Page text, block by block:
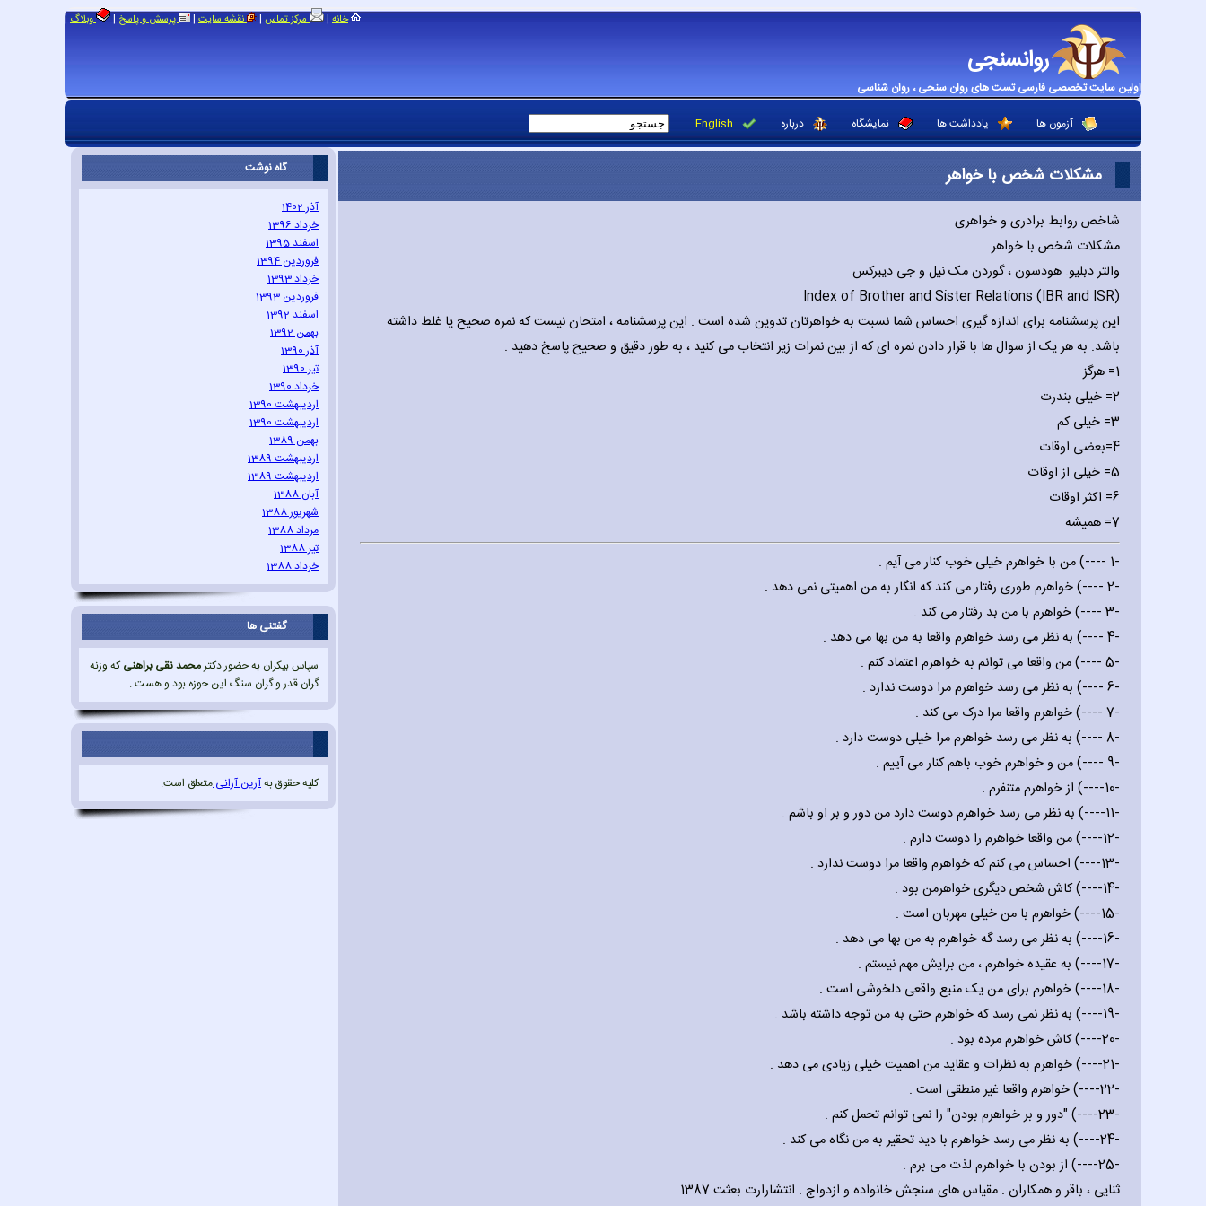
روانسنجی
اولین سایت تخصصی فارسی تست های روان سنجی ، روان شناسی
خانه | مرکز تماس | نقشه سایت | پرسش و پاسخ | وبلاگ |
آزمون ها یادداشت ها نمایشگاه درباره English
مشکلات شخص با خواهر
شاخص روابط برادری و خواهری
مشکلات شخص با خواهر
والتر دبلیو. هودسون ، گوردن مک نیل و جی دیبرکس
Index of Brother and Sister Relations (IBR and ISR)
این پرسشنامه برای اندازه گیری احساس شما نسبت به خواهرتان تدوین شده است . این پرسشنامه ، امتحان نیست که نمره صحیح یا غلط داشته
باشد. به هر یک از سوال ها با قرار دادن نمره ای که از بین نمرات زیر انتخاب می کنید ، به طور دقیق و صحیح پاسخ دهید .
1= هرگز
2= خیلی بندرت
3= خیلی کم
4=بعضی اوقات
5= خیلی از اوقات
6= اکثر اوقات
7= همیشه
-‎--‎-- 1) من با خواهرم خیلی خوب کنار می آیم .
-‎--‎-- 2) خواهرم طوری رفتار می کند که انگار به من اهمیتی نمی دهد .
-‎--‎-- 3) خواهرم با من بد رفتار می کند .
-‎--‎-- 4) به نظر می رسد خواهرم واقعا به من بها می دهد .
-‎--‎-- 5) من واقعا می توانم به خواهرم اعتماد کنم .
-‎--‎-- 6) به نظر می رسد خواهرم مرا دوست ندارد .
-‎--‎-- 7) خواهرم واقعا مرا درک می کند .
-‎--‎-- 8) به نظر می رسد خواهرم مرا خیلی دوست دارد .
-‎--‎-- 9) من و خواهرم خوب باهم کنار می آییم .
-‎--‎--10) از خواهرم متنفرم .
-‎--‎--11) به نظر می رسد خواهرم دوست دارد من دور و بر او باشم .
-‎--‎--12) من واقعا خواهرم را دوست دارم .
-‎--‎--13) احساس می کنم که خواهرم واقعا مرا دوست ندارد .
-‎--‎--14) کاش شخص دیگری خواهرمن بود .
-‎--‎--15) خواهرم با من خیلی مهربان است .
-‎--‎--16) به نظر می رسد گه خواهرم به من بها می دهد .
-‎--‎--17) به عقیده خواهرم ، من برایش مهم نیستم .
-‎--‎--18) خواهرم برای من یک منبع واقعی دلخوشی است .
-‎--‎--19) به نظر نمی رسد که خواهرم حتی به من توجه داشته باشد .
-‎--‎--20) کاش خواهرم مرده بود .
-‎--‎--21) خواهرم به نظرات و عقاید من اهمیت خیلی زیادی می دهد .
-‎--‎--22) خواهرم واقعا غیر منطقی است .
-‎--‎--23) "دور و بر خواهرم بودن" را نمی توانم تحمل کنم .
-‎--‎--24) به نظر می رسد خواهرم با دید تحقیر به من نگاه می کند .
-‎--‎--25) از بودن با خواهرم لذت می برم .
ثنایی ، باقر و همکاران . مقیاس های سنجش خانواده و ازدواج . انتشارارت بعثت 1387
گاه نوشت
آذر 1402
خرداد 1396
اسفند 1395
فروردین 1394
خرداد 1393
فروردین 1393
اسفند 1392
بهمن 1392
آذر 1390
تیر 1390
خرداد 1390
اردیبهشت 1390
اردیبهشت 1390
بهمن 1389
اردیبهشت 1389
اردیبهشت 1389
آبان 1388
شهریور 1388
مرداد 1388
تیر 1388
خرداد 1388
گفتنی ها
سپاس بیکران به حضور دکترمحمد نقی براهنیکه وزنه
گران قدر و گران سنگ این حوزه بود و هست .
.
کلیه حقوق بهآرین آرانیمتعلق است.